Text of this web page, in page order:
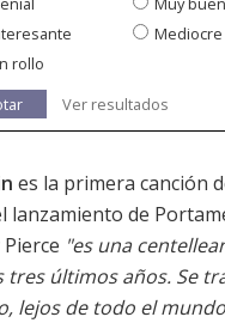
Mediocre
rollo
Ver resultados
es la primera canción
lanzamiento de
"es una
tres últimos años. Se
lejos de todo el